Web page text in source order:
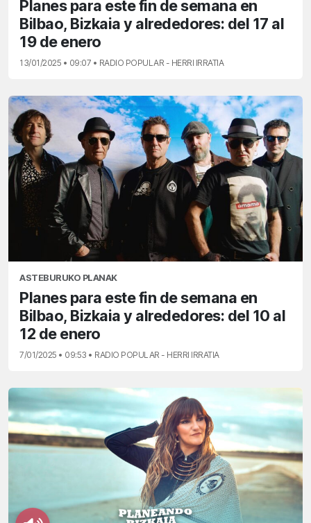
Planes para este fin de semana en
Bilbao, Bizkaia y alrededores: del 17 al
19 de enero
13/01/2025 • 09:07 • RADIO POPULAR - HERRI IRRATIA
ASTEBURUKO PLANAK
Planes para este fin de semana en
Bilbao, Bizkaia y alrededores: del 10 al
12 de enero
7/01/2025 • 09:53 • RADIO POPULAR - HERRI IRRATIA